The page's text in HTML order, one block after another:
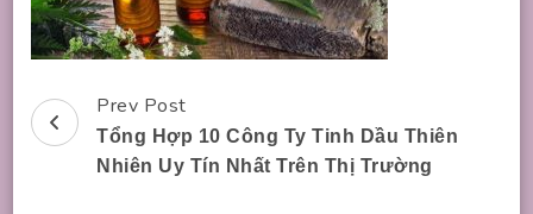
Post
Navigation
Prev Post
Tổng Hợp 10 Công Ty Tinh Dầu Thiên
Nhiên Uy Tín Nhất Trên Thị Trường